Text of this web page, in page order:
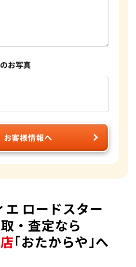
お写真
お客様情報へ
エ ロードスター
・査定なら
｢おたからや｣へ